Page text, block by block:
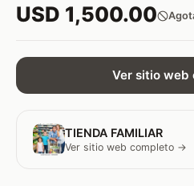
USD 1,500.00
Ver sitio web
TIENDA FAMILIAR
Ver sitio web completo →